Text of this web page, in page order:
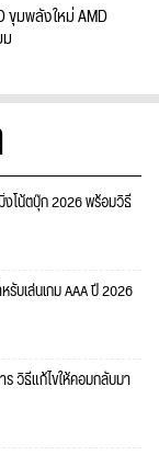
ขุมพลังใหม่ AMD
โน้ตบุ๊ก 2026 พร้อมวิธี
รับเล่นเกม AAA ปี 2026
วิธีแก้ไขให้คอมกลับมา